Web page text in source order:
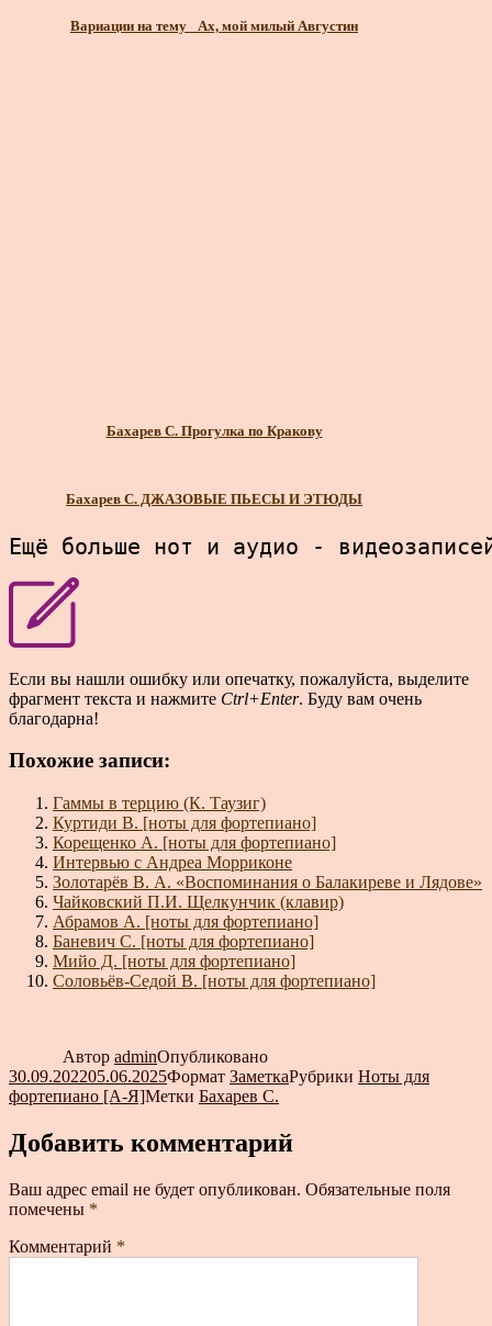
Вариации на тему _Ах, мой милый Августин
Бахарев С. Прогулка по Кракову
Бахарев С. ДЖАЗОВЫЕ ПЬЕСЫ И ЭТЮДЫ
Ещё больше нот и аудио -
Если вы нашли ошибку или опечатку, пожалуйста, выделите
фрагмент текста и нажмите Ctrl+Enter. Буду вам очень
благодарна!
Похожие записи:
Гаммы в терцию (К. Таузиг)
Куртиди В. [ноты для фортепиано]
Корещенко А. [ноты для фортепиано]
Интервью с Андреа Морриконе
Золотарёв В. А. «Воспоминания о Балакиреве и Лядове»
Чайковский П.И. Щелкунчик (клавир)
Абрамов А. [ноты для фортепиано]
Баневич С. [ноты для фортепиано]
Мийо Д. [ноты для фортепиано]
Соловьёв-Седой В. [ноты для фортепиано]
Автор adminОпубликовано
30.09.202205.06.2025Формат ЗаметкаРубрики Ноты для
фортепиано [А-Я]Метки Бахарев С.
Добавить комментарий
Ваш адрес email не будет опубликован. Обязательные поля
помечены *
Комментарий *